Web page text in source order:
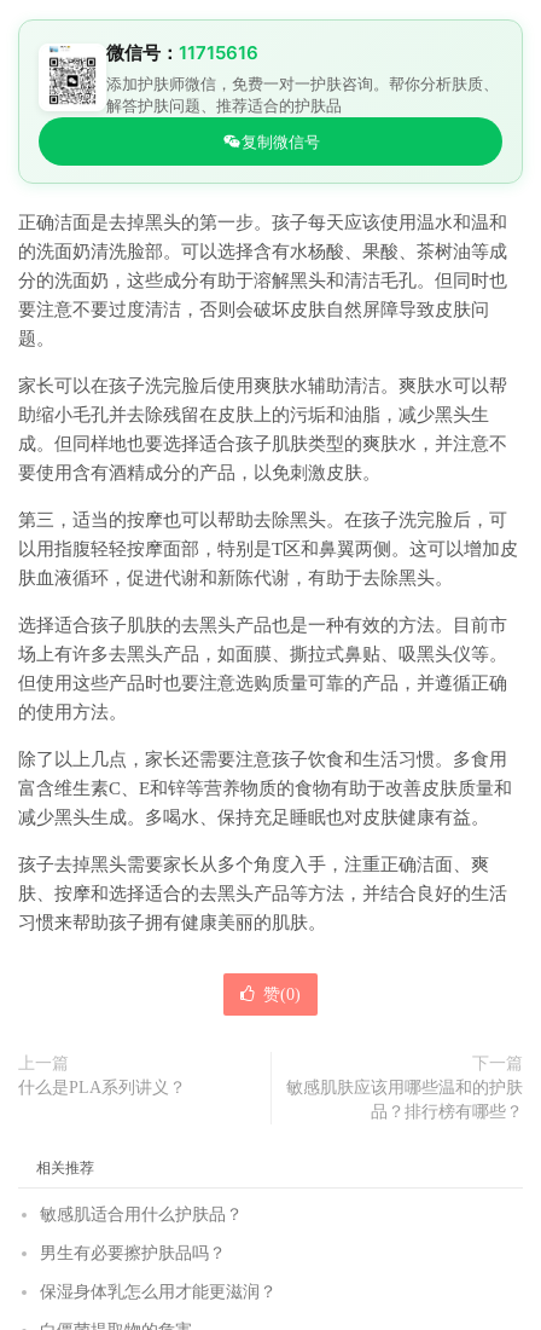
微信号： 11715616
添加护肤师微信，免费一对一护肤咨询。帮你分析肤质、
解答护肤问题、推荐适合的护肤品
复制微信号
正确洁面是去掉黑头的第一步。孩子每天应该使用温水和温和
的洗面奶清洗脸部。可以选择含有水杨酸、果酸、茶树油等成
分的洗面奶，这些成分有助于溶解黑头和清洁毛孔。但同时也
要注意不要过度清洁，否则会破坏皮肤自然屏障导致皮肤问
题。
家长可以在孩子洗完脸后使用爽肤水辅助清洁。爽肤水可以帮
助缩小毛孔并去除残留在皮肤上的污垢和油脂，减少黑头生
成。但同样地也要选择适合孩子肌肤类型的爽肤水，并注意不
要使用含有酒精成分的产品，以免刺激皮肤。
第三，适当的按摩也可以帮助去除黑头。在孩子洗完脸后，可
以用指腹轻轻按摩面部，特别是T区和鼻翼两侧。这可以增加皮
肤血液循环，促进代谢和新陈代谢，有助于去除黑头。
选择适合孩子肌肤的去黑头产品也是一种有效的方法。目前市
场上有许多去黑头产品，如面膜、撕拉式鼻贴、吸黑头仪等。
但使用这些产品时也要注意选购质量可靠的产品，并遵循正确
的使用方法。
除了以上几点，家长还需要注意孩子饮食和生活习惯。多食用
富含维生素C、E和锌等营养物质的食物有助于改善皮肤质量和
减少黑头生成。多喝水、保持充足睡眠也对皮肤健康有益。
孩子去掉黑头需要家长从多个角度入手，注重正确洁面、爽
肤、按摩和选择适合的去黑头产品等方法，并结合良好的生活
习惯来帮助孩子拥有健康美丽的肌肤。
赞(0)
上一篇
什么是PLA系列讲义？
下一篇
敏感肌肤应该用哪些温和的护肤
品？排行榜有哪些？
相关推荐
敏感肌适合用什么护肤品？
男生有必要擦护肤品吗？
保湿身体乳怎么用才能更滋润？